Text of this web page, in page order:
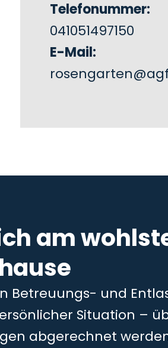
Telefonummer:
041051497150
E-Mail:
am
Betreuungs- und
Situation –
abgerechnet